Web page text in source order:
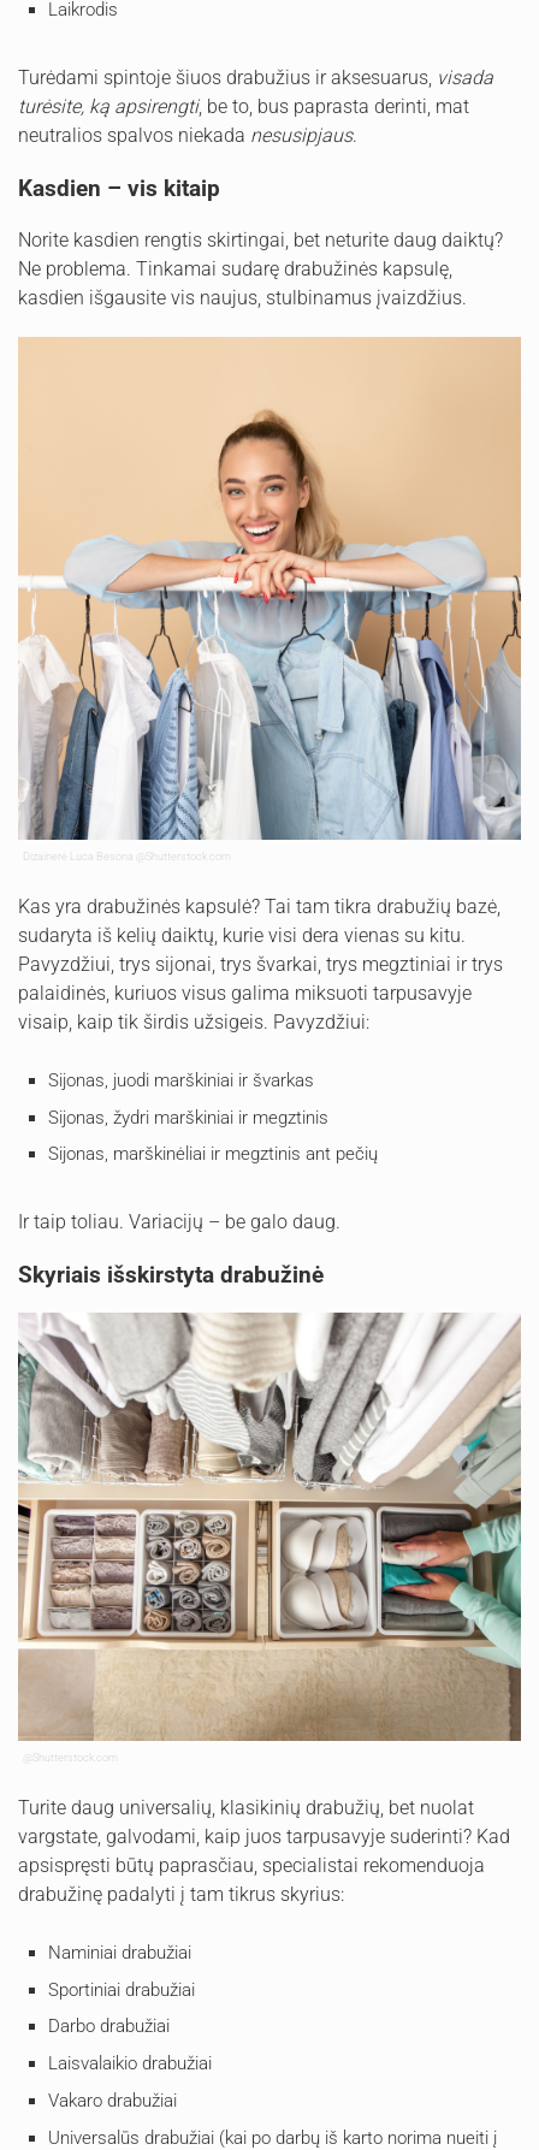
Laikrodis
Turėdami spintoje šiuos drabužius ir aksesuarus, visada
turėsite, ką apsirengti, be to, bus paprasta derinti, mat
neutralios spalvos niekada nesusipjaus.
Kasdien – vis kitaip
Norite kasdien rengtis skirtingai, bet neturite daug daiktų?
Ne problema. Tinkamai sudarę drabužinės kapsulę,
kasdien išgausite vis naujus, stulbinamus įvaizdžius.
Dizainerė Luca Besona @Shutterstock.com
Kas yra drabužinės kapsulė? Tai tam tikra drabužių bazė,
sudaryta iš kelių daiktų, kurie visi dera vienas su kitu.
Pavyzdžiui, trys sijonai, trys švarkai, trys megztiniai ir trys
palaidinės, kuriuos visus galima miksuoti tarpusavyje
visaip, kaip tik širdis užsigeis. Pavyzdžiui:
Sijonas, juodi marškiniai ir švarkas
Sijonas, žydri marškiniai ir megztinis
Sijonas, marškinėliai ir megztinis ant pečių
Ir taip toliau. Variacijų – be galo daug.
Skyriais išskirstyta drabužinė
@Shutterstock.com
Turite daug universalių, klasikinių drabužių, bet nuolat
vargstate, galvodami, kaip juos tarpusavyje suderinti? Kad
apsispręsti būtų paprasčiau, specialistai rekomenduoja
drabužinę padalyti į tam tikrus skyrius:
Naminiai drabužiai
Sportiniai drabužiai
Darbo drabužiai
Laisvalaikio drabužiai
Vakaro drabužiai
Universalūs drabužiai (kai po darbų iš karto norima nueiti į